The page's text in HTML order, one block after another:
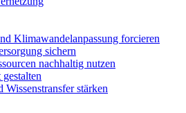
Klimawandelanpassung forcieren
sichern
nachhaltig nutzen
stärken